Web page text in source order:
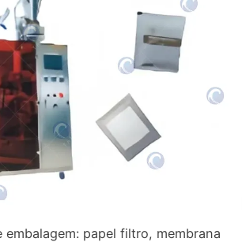
embalagem: papel filtro, membrana